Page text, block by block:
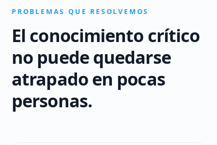
PROBLEMAS QUE RESOLVEMOS
El conocimiento crítico
no puede quedarse
atrapado en pocas
personas.